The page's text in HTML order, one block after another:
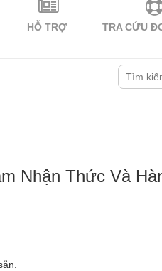
HỖ TRỢ TRA CỨU
Nhận Thức Và